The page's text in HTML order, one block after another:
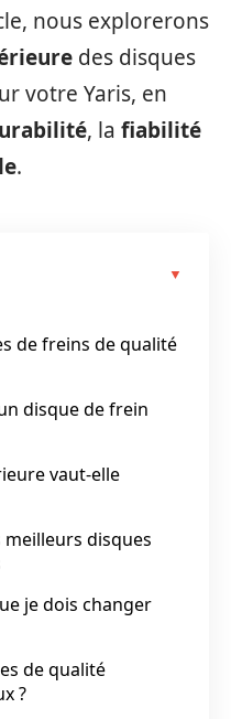
nous explorerons
des disques
votre Yaris, en
, la fiabilité
.
de freins de qualité
disque de frein
vaut-elle
disques
je dois changer
de qualité
?